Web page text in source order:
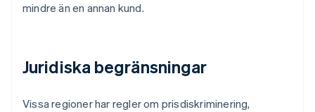
mindre än en annan kund.
Juridiska begränsningar
Vissa regioner har regler om prisdiskriminering,